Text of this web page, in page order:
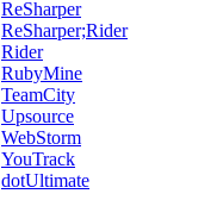
ReSharper
ReSharper;Rider
Rider
RubyMine
TeamCity
Upsource
WebStorm
YouTrack
dotUltimate